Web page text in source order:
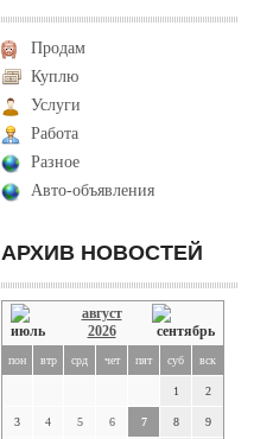
Продам
Куплю
Услуги
Работа
Разное
Авто-объявления
АРХИВ НОВОСТЕЙ
август
2026
пон втр срд чет пят суб вск
1 2
3 4 5 6 7 8 9